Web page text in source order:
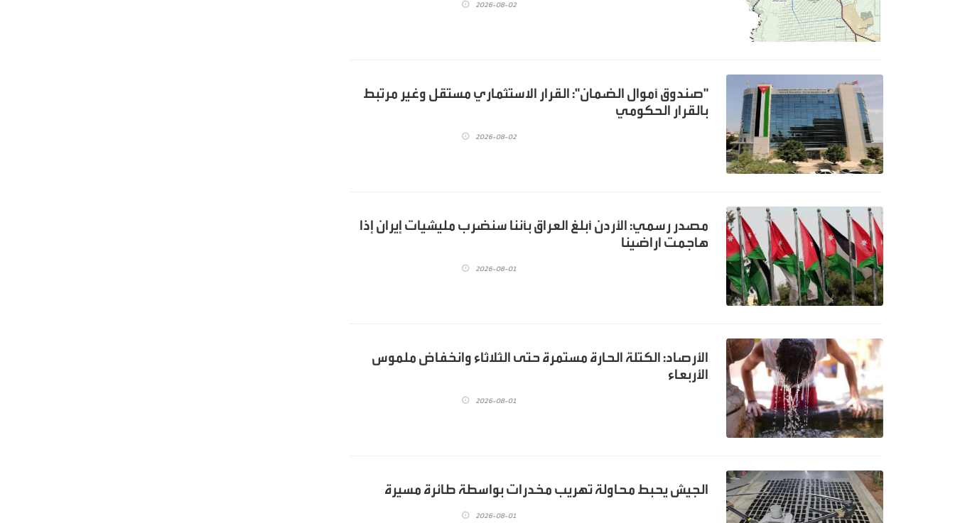
2026-08-02
"صندوق أموال الضمان": القرار الاستثماري مستقل وغير مرتبط
بالقرار الحكومي
2026-08-02
مصدر رسمي: الأردن أبلغ العراق بأننا سنضرب مليشيات إيران إذا
هاجمت اراضينا
2026-08-01
الأرصاد: الكتلة الحارة مستمرة حتى الثلاثاء وانخفاض ملموس
الأربعاء
2026-08-01
الجيش يحبط محاولة تهريب مخدرات بواسطة طائرة مسيرة
2026-08-01